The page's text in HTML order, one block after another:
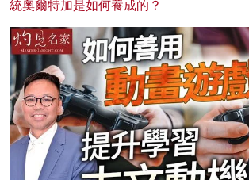
統奧爾特加是如何養成的？